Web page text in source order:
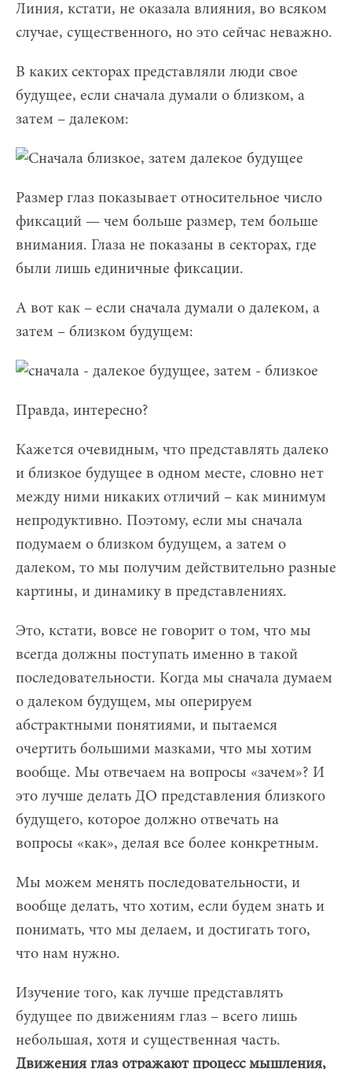
Линия, кстати, не оказала влияния, во всяком
случае, существенного, но это сейчас неважно.
В каких секторах представляли люди свое
будущее, если сначала думали о близком, а
затем – далеком:
Размер глаз показывает относительное число
фиксаций — чем больше размер, тем больше
внимания. Глаза не показаны в секторах, где
были лишь единичные фиксации.
А вот как – если сначала думали о далеком, а
затем – близком будущем:
Правда, интересно?
Кажется очевидным, что представлять далеко
и близкое будущее в одном месте, словно нет
между ними никаких отличий – как минимум
непродуктивно. Поэтому, если мы сначала
подумаем о близком будущем, а затем о
далеком, то мы получим действительно разные
картины, и динамику в представлениях.
Это, кстати, вовсе не говорит о том, что мы
всегда должны поступать именно в такой
последовательности. Когда мы сначала думаем
о далеком будущем, мы оперируем
абстрактными понятиями, и пытаемся
очертить большими мазками, что мы хотим
вообще. Мы отвечаем на вопросы «зачем»? И
это лучше делать ДО представления близкого
будущего, которое должно отвечать на
вопросы «как», делая все более конкретным.
Мы можем менять последовательности, и
вообще делать, что хотим, если будем знать и
понимать, что мы делаем, и достигать того,
что нам нужно.
Изучение того, как лучше представлять
будущее по движениям глаз – всего лишь
небольшая, хотя и существенная часть.
Движения глаз отражают процесс мышления,